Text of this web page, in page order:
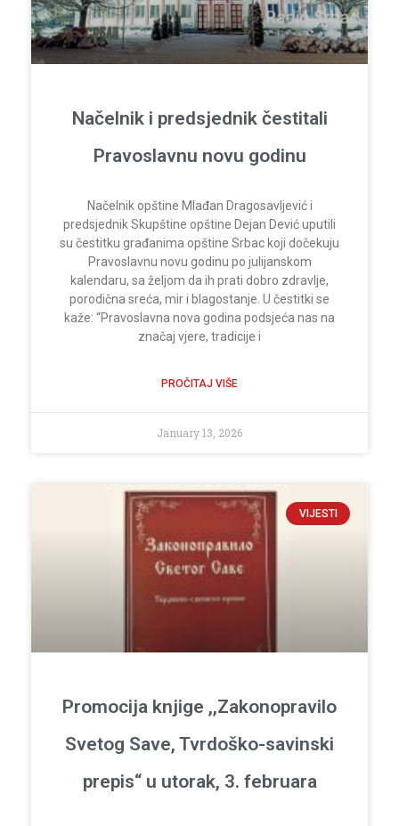
Načelnik i predsjednik čestitali
Pravoslavnu novu godinu
Načelnik opštine Mlađan Dragosavljević i
predsjednik Skupštine opštine Dejan Dević uputili
su čestitku građanima opštine Srbac koji dočekuju
Pravoslavnu novu godinu po julijanskom
kalendaru, sa željom da ih prati dobro zdravlje,
porodična sreća, mir i blagostanje. U čestitki se
kaže: “Pravoslavna nova godina podsjeća nas na
značaj vjere, tradicije i
PROČITAJ VIŠE
January 13, 2026
VIJESTI
Promocija knjige ,,Zakonopravilo
Svetog Save, Tvrdoško-savinski
prepis“ u utorak, 3. februara